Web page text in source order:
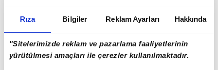
Rıza Bilgiler Reklam Ayarları Hakkında
"Sitelerimizde reklam ve pazarlama faaliyetlerinin
yürütülmesi amaçları ile çerezler kullanılmaktadır.